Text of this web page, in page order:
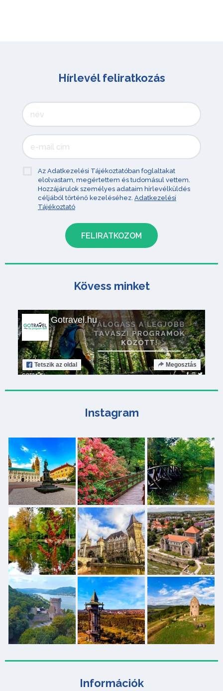
Információk
Hírlevél feliratkozás
Az Adatkezelési Tájékoztatóban foglaltakat
elolvastam, megértettem és tudomásul vettem.
Hozzájárulok személyes adataim hírlevélküldés
céljából történő kezeléséhez. Adatkezelési
Tájékoztató
Kövess minket
Gotravel.hu
Tetszik az oldal Megosztás
Instagram